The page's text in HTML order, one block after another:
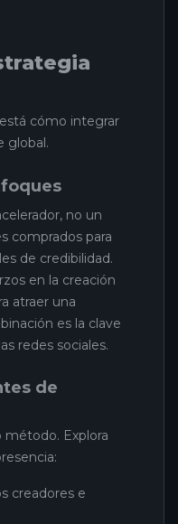
cómo integrar
global.
no un
comprados para
de credibilidad.
en la creación
atraer una
es la clave
redes sociales.
de
método. Explora
creadores e